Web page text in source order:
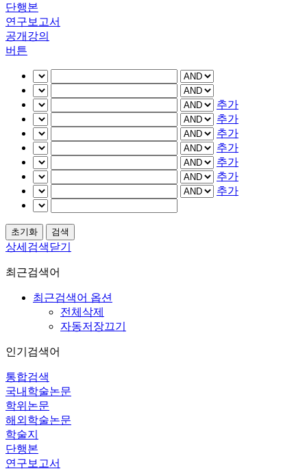
단행본
연구보고서
공개강의
버튼
추가
추가
추가
추가
추가
추가
추가
상세검색닫기
최근검색어
최근검색어 옵션
전체삭제
자동저장끄기
인기검색어
통합검색
국내학술논문
학위논문
해외학술논문
학술지
단행본
연구보고서